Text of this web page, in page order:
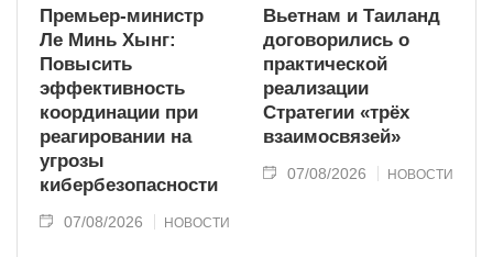
Премьер-министр
Ле Минь Хынг:
Повысить
эффективность
координации при
реагировании на
угрозы
кибербезопасности
07/08/2026 НОВОСТИ
Вьетнам и Таиланд
договорились о
практической
реализации
Стратегии «трёх
взаимосвязей»
07/08/2026 НОВОСТИ